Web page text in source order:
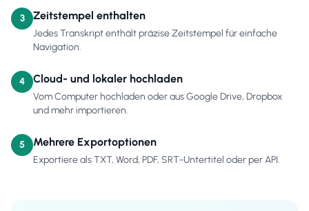
3 Zeitstempel enthalten
Jedes Transkript enthält präzise Zeitstempel für einfache
Navigation.
4 Cloud- und lokaler hochladen
Vom Computer hochladen oder aus Google Drive, Dropbox
und mehr importieren.
5 Mehrere Exportoptionen
Exportiere als TXT, Word, PDF, SRT-Untertitel oder per API.